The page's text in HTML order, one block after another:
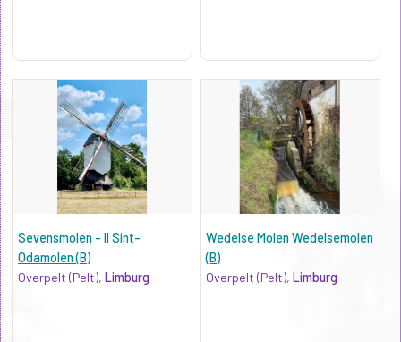
Sevensmolen - II Sint-
Odamolen (B)
Overpelt (Pelt), Limburg
Wedelse Molen Wedelsemolen
(B)
Overpelt (Pelt),Limburg